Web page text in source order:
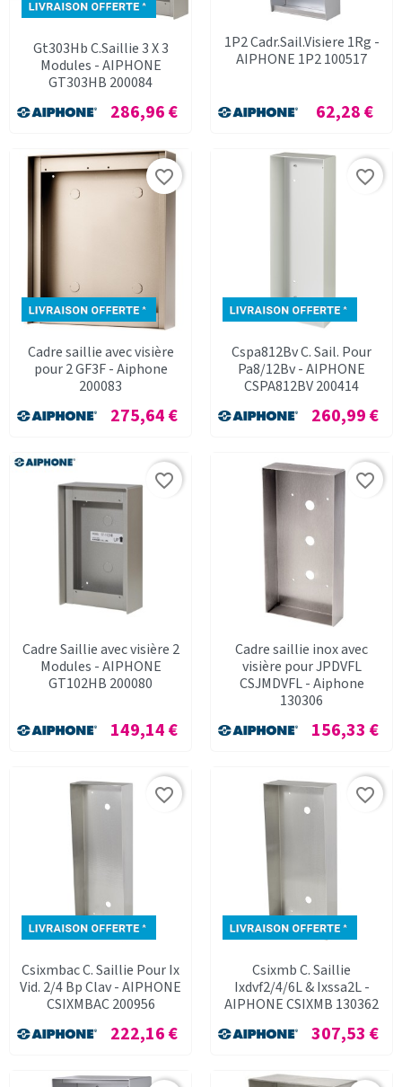
Gt303Hb C.Saillie 3 X 3
Modules - AIPHONE
GT303HB 200084
Prix
286,96 €
1P2 Cadr.Sail.Visiere 1Rg -
AIPHONE 1P2 100517
Prix
62,28 €
Cadre saillie avec visière
pour 2 GF3F - Aiphone
200083
Prix
275,64 €
favorite_border
Cspa812Bv C. Sail. Pour
Pa8/12Bv - AIPHONE
CSPA812BV 200414
Prix
260,99 €
favorite_border
Cadre Saillie avec visière 2
Modules - AIPHONE
GT102HB 200080
Prix
149,14 €
favorite_border
Cadre saillie inox avec
visière pour JPDVFL
CSJMDVFL - Aiphone
130306
Prix
156,33 €
favorite_border
Csixmbac C. Saillie Pour Ix
Vid. 2/4 Bp Clav - AIPHONE
CSIXMBAC 200956
Prix
222,16 €
favorite_border
Csixmb C. Saillie
Ixdvf2/4/6L & Ixssa2L -
AIPHONE CSIXMB 130362
Prix
307,53 €
favorite_border